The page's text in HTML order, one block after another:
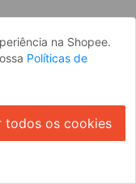
na Shopee.
Políticas de
todos os cookies